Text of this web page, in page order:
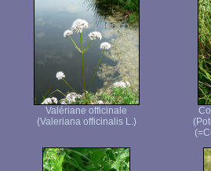
Valériane officinale
(Valeriana officinalis L.)